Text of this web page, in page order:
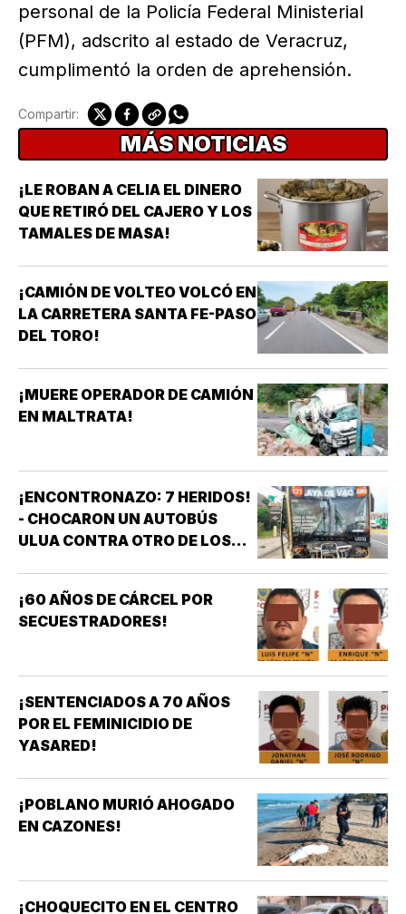
personal de la Policía Federal Ministerial
(PFM), adscrito al estado de Veracruz,
cumplimentó la orden de aprehensión.
Compartir:
MÁS NOTICIAS
¡LE ROBAN A CELIA EL DINERO
QUE RETIRÓ DEL CAJERO Y LOS
TAMALES DE MASA!
¡CAMIÓN DE VOLTEO VOLCÓ EN
LA CARRETERA SANTA FE-PASO
DEL TORO!
¡MUERE OPERADOR DE CAMIÓN
EN MALTRATA!
¡ENCONTRONAZO: 7 HERIDOS!
- CHOCARON UN AUTOBÚS
ULUA CONTRA OTRO DE LOS
¡60 AÑOS DE CÁRCEL POR
SECUESTRADORES!
¡SENTENCIADOS A 70 AÑOS
POR EL FEMINICIDIO DE
YASARED!
¡POBLANO MURIÓ AHOGADO
EN CAZONES!
¡CHOQUECITO EN EL CENTRO